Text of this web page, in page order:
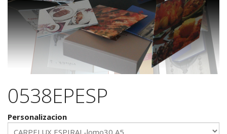
0538EPESP
Personalizacion